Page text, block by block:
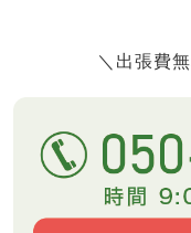
＼出張費